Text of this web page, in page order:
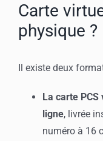
Carte
physique ?
Il existe deux
La carte PCS
ligne, livrée
numéro à 16